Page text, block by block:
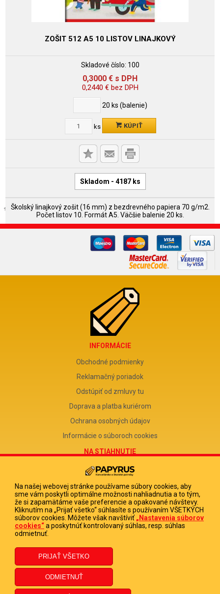
ZOŠIT 512 A5 10 LISTOV LINAJKOVÝ
Skladové číslo: 100
0,3000 € s DPH
0,2440 €bez DPH
20 ks (balenie)
ks KÚPIŤ
Skladom - 4187 ks
Školský linajkový zošit (16 mm) z bezdrevného papiera 70 g/m2.
Počet listov 10. Formát A5. Väčšie balenie 20 ks.
INFORMÁCIE
Obchodné podmienky
Reklamačný poriadok
Odstúpiť od zmluvy tu
Doprava a platba kuriérom
Ochrana osobných údajov
Informácie o súboroch cookies
NA STIAHNUTIE
Reklamačný formulár
Odstúpenie od zmluvy
Poučenie o odstúpení od zmluvy
FIRMA
PAPYRUS POPRAD, s.r.o.
DIČ 2020513880
IČ DPH SK2020513880
Na našej webovej stránke používame súbory cookies, aby
sme vám poskytli optimálne možnosti nahliadnutia a to tým,
že si zapamätáme vaše preferencie a opakované návštevy.
Kliknutím na „Prijať všetko“ súhlasíte s používaním VŠETKÝCH
súborov cookies. Môžete však navštíviť „Nastavenia súborov
cookies“a poskytnúť kontrolovaný súhlas, resp. súhlas
odmietnuť.